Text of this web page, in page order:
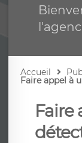
Accueil
Faire appel à
Faire